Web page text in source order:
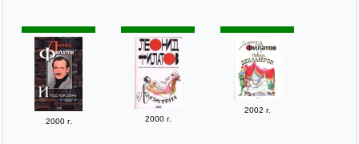
2000 г. 2000 г.
2002 г.